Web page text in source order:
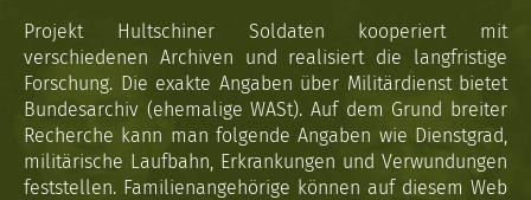
Projekt Hultschiner Soldaten kooperiert mit
verschiedenen Archiven und realisiert die langfristige
Forschung. Die exakte Angaben über Militärdienst bietet
Bundesarchiv (ehemalige WASt). Auf dem Grund breiter
Recherche kann man folgende Angaben wie Dienstgrad,
militärische Laufbahn, Erkrankungen und Verwundungen
feststellen. Familienangehörige können auf diesem Web